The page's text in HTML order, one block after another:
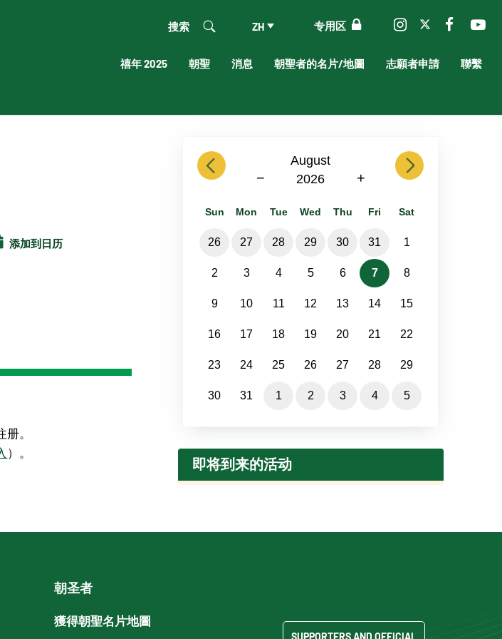
专用区
ZH
搜索
禧年 2025 朝聖 消息 朝聖者的名片/地圖 志願者申請 聯繫
添加到日历
。
）。
previous
August
2026
− +
next
Sun Mon Tue Wed Thu Fri Sat
26 27 28 29 30 31 1
2 3 4 5 6 7 8
9 10 11 12 13 14 15
16 17 18 19 20 21 22
23 24 25 26 27 28 29
30 31 1 2 3 4 5
即将到来的活动
朝圣者
獲得朝聖名片地圖
SUPPORTERS AND OFFICIAL